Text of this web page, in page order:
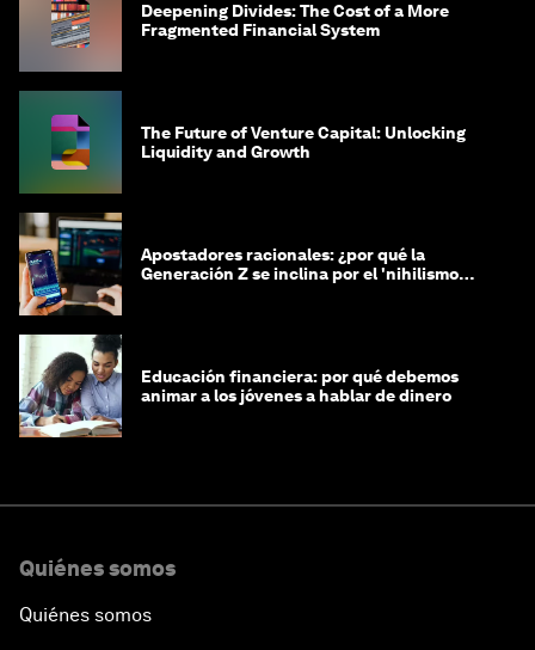
Deepening Divides: The Cost of a More
Fragmented Financial System
The Future of Venture Capital: Unlocking
Liquidity and Growth
Apostadores racionales: ¿por qué la
Generación Z se inclina por el 'nihilismo
Educación financiera: por qué debemos
animar a los jóvenes a hablar de dinero
Quiénes somos
Quiénes somos